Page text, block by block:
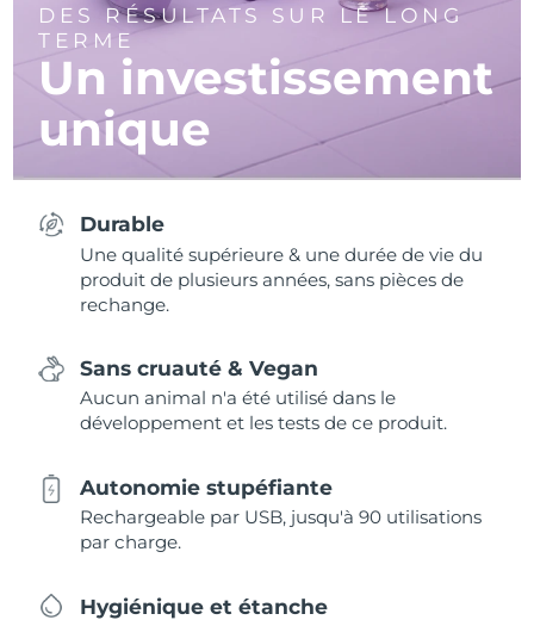
DES RÉSULTATS SUR LE LONG
TERME
Un investissement
unique
Durable
Une qualité supérieure & une durée de vie du
produit de plusieurs années, sans pièces de
rechange.
Sans cruauté & Vegan
Aucun animal n'a été utilisé dans le
développement et les tests de ce produit.
Autonomie stupéfiante
Rechargeable par USB, jusqu'à 90 utilisations
par charge.
Hygiénique et étanche